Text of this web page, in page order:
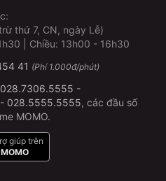
thứ 7, CN, ngày Lễ)
| Chiều: 13h00 - 16h30
41 (Phí 1.000đ/phút)
028.7306.5555 -
- 028.5555.5555, các đầu số
MOMO.
giúp trên